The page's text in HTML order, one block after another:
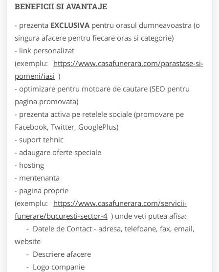
BENEFICII SI AVANTAJE
- prezenta EXCLUSIVA pentru orasul dumneavoastra (o
singura afacere pentru fiecare oras si categorie)
- link personalizat
(exemplu:
https://www.casafunerara.com/parastase-si-
pomeni/iasi )
- optimizare pentru motoare de cautare (SEO pentru
pagina promovata)
- prezenta activa pe retelele sociale (promovare pe
Facebook, Twitter, GooglePlus)
- suport tehnic
- adaugare oferte speciale
- hosting
- mentenanta
- pagina proprie
(exemplu:
https://www.casafunerara.com/servicii-
funerare/bucuresti-sector-4 ) unde veti putea afisa:
- Datele de Contact - adresa, telefoane, fax, email,
website
- Descriere afacere
- Logo companie